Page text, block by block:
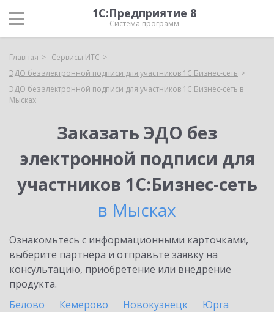
1С:Предприятие 8
Система программ
Главная
Сервисы ИТС
ЭДО без электронной подписи для участников 1С:Бизнес-сеть
ЭДО без электронной подписи для участников 1С:Бизнес-сеть в
Мысках
Заказать ЭДО без
электронной подписи для
участников 1С:Бизнес-сеть
в Мысках
Ознакомьтесь с информационными карточками,
выберите партнёра и отправьте заявку на
консультацию, приобретение или внедрение
продукта.
Белово
Кемерово Новокузнецк
Юрга